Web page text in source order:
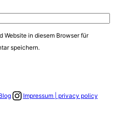
Website in diesem Browser für
speichern.
Link zum Instagram Account
Impressum | privacy policy